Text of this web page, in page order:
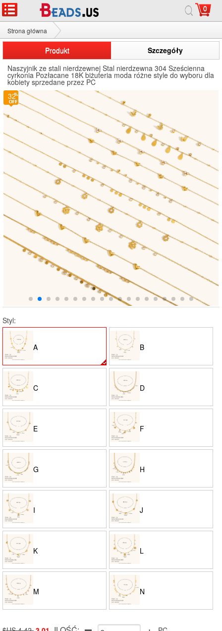
0
Strona główna
Naszyjnik ze stali nierdzewnej
Produkt
Szczegóły
Naszyjnik ze stali nierdzewnej Stal nierdzewna 304 Sześcienna
cyrkonia Pozłacane 18K biżuteria moda różne style do wyboru dla
kobiety sprzedane przez PC
Styl:
A B
C D
E F
G H
I J
K L
M N